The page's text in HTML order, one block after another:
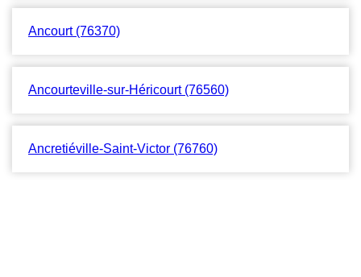
Ancourt (76370)
Ancourteville-sur-Héricourt (76560)
Ancretiéville-Saint-Victor (76760)